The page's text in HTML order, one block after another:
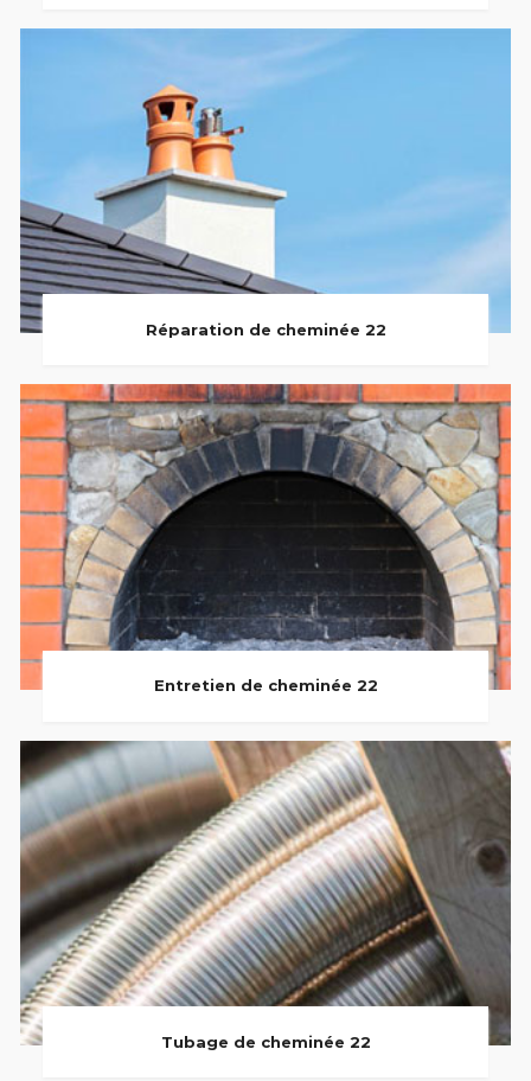
Réparation de cheminée 22
Entretien de cheminée 22
Tubage de cheminée 22